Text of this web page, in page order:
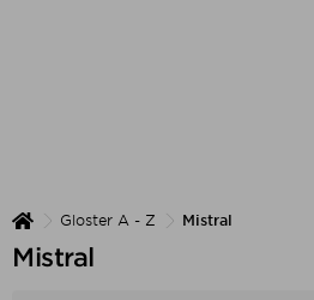
Gloster A - Z Mistral
Mistral